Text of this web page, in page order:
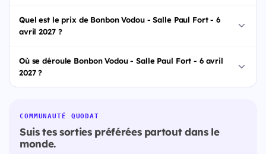
Quel est le prix de Bonbon Vodou - Salle Paul Fort - 6
avril 2027 ?
Où se déroule Bonbon Vodou - Salle Paul Fort - 6 avril
2027 ?
COMMUNAUTÉ QUODAT
Suis tes sorties préférées partout dans le
monde.